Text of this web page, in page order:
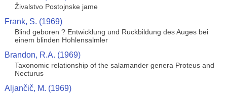
Živalstvo Postojnske jame
Frank, S. (1969)
Blind geboren ? Entwicklung und Ruckbildung des Auges bei
einem blinden Hohlensalmler
Brandon, R.A. (1969)
Taxonomic relationship of the salamander genera Proteus and
Necturus
Aljančič, M. (1969)